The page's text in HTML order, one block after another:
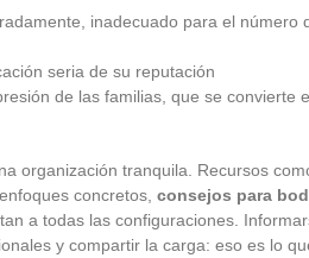
inadecuado para el número
seria de su reputación
de las familias, que se convierte
organización tranquila. Recursos
concretos, consejos para
a todas las configuraciones.
y compartir la carga: eso es lo